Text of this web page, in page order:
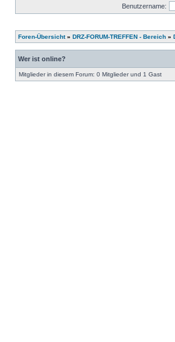
Benutzername:
Foren-Übersicht» DRZ-FORUM-TREFFEN - Bereich »
Wer ist online?
Mitglieder in diesem Forum: 0 Mitglieder und 1 Gast